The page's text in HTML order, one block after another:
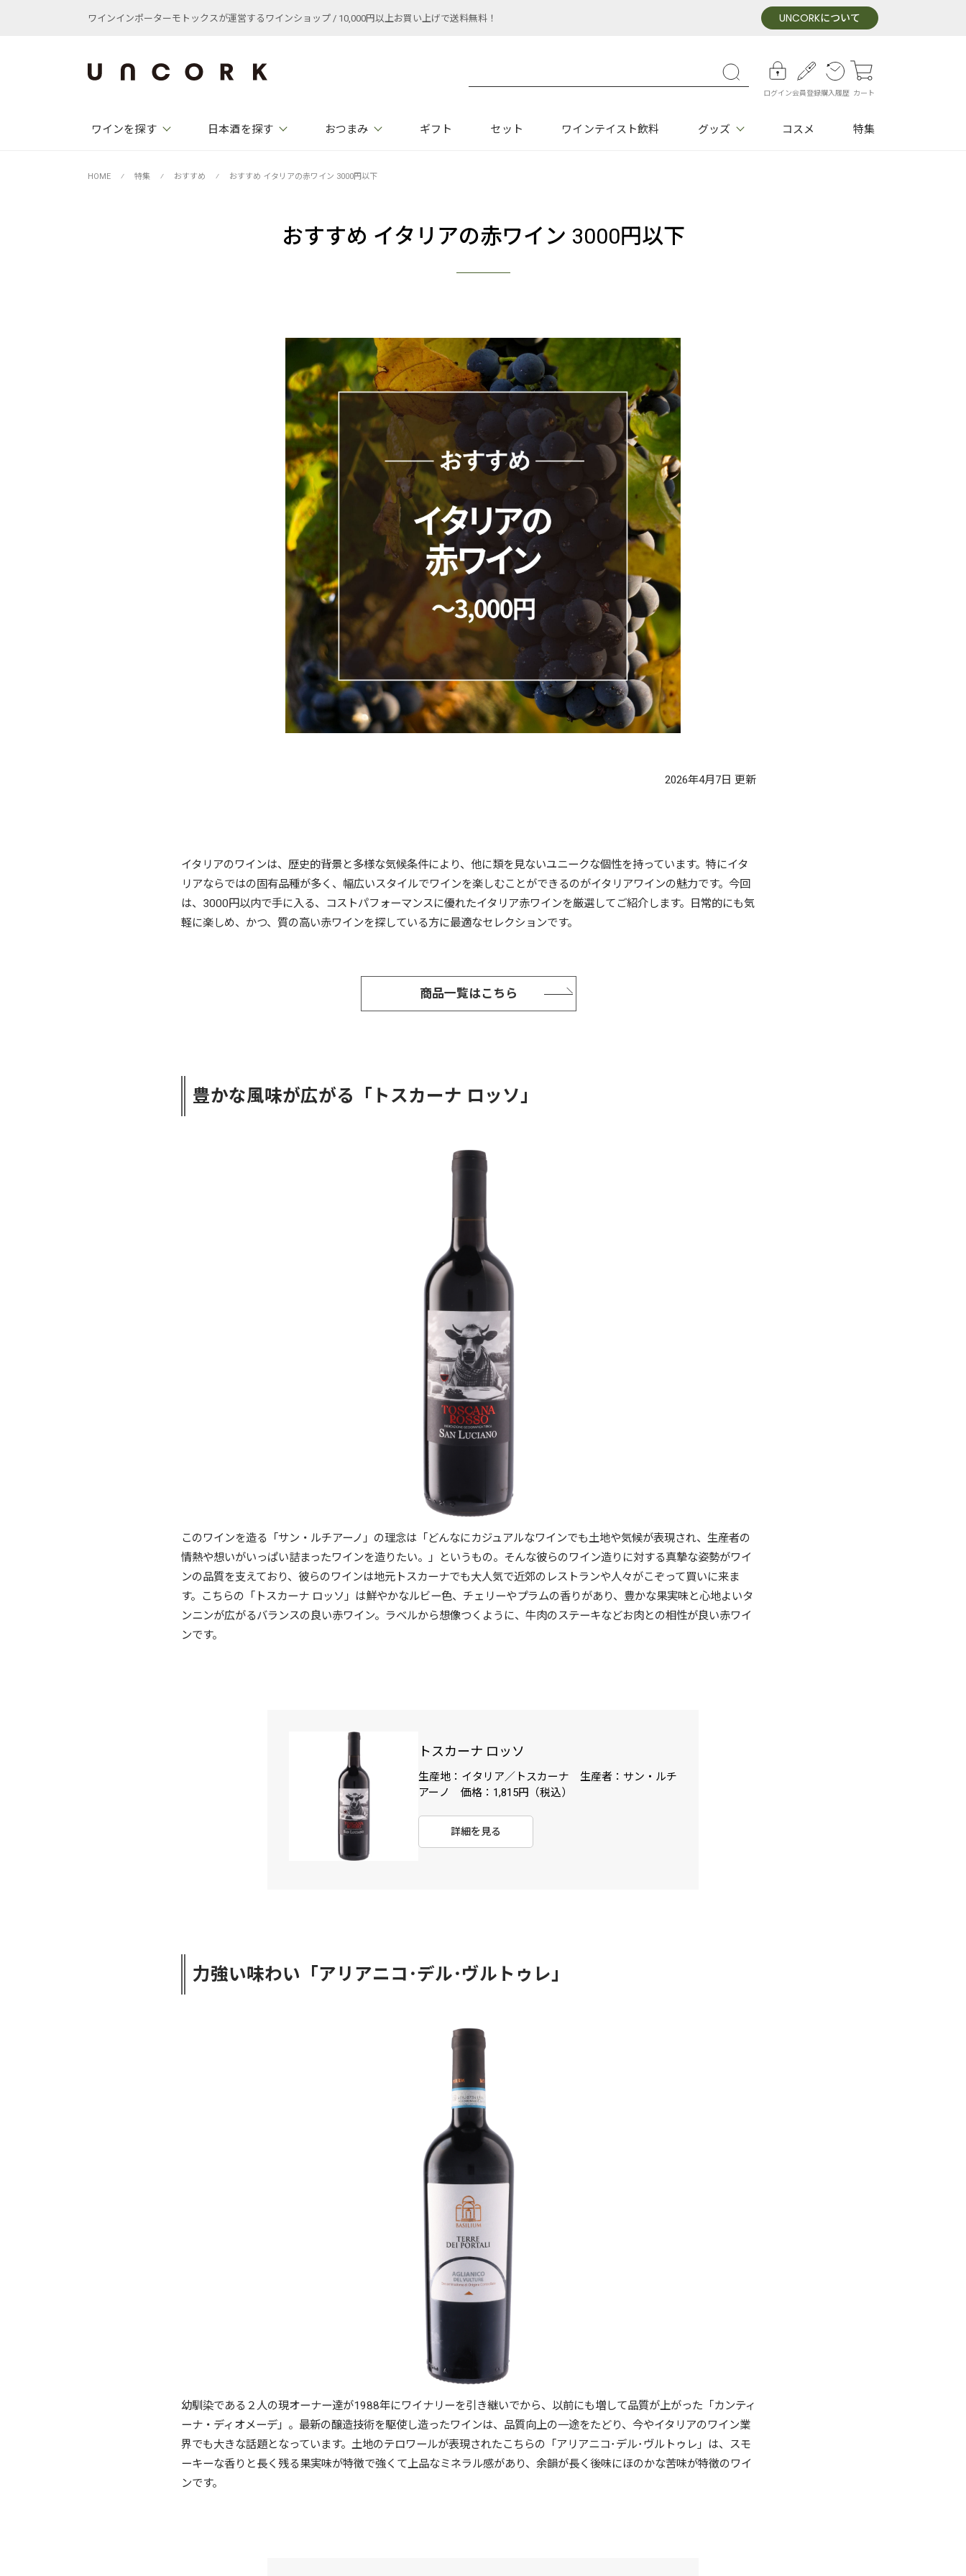
ワインインポーターモトックスが運営するワインショップ / 10,000円以上お買い上げで送料無料！ UNCORKについて
ログイン会員登録購入履歴 カート
ワインを探す 日本酒を探す おつまみ ギフト セット ワインテイスト飲料 グッズ コスメ 特集
HOME ⁄ 特集 ⁄ おすすめ ⁄ おすすめ イタリアの赤ワイン 3000円以下
おすすめ イタリアの赤ワイン 3000円以下
2026年4月7日 更新
イタリアのワインは、歴史的背景と多様な気候条件により、他に類を見ないユニークな個性を持っています。特にイタ
リアならではの固有品種が多く、幅広いスタイルでワインを楽しむことができるのがイタリアワインの魅力です。今回
は、3000円以内で手に入る、コストパフォーマンスに優れたイタリア赤ワインを厳選してご紹介します。日常的にも気
軽に楽しめ、かつ、質の高い赤ワインを探している方に最適なセレクションです。
商品一覧はこちら
豊かな風味が広がる「トスカーナ ロッソ」
このワインを造る「サン・ルチアーノ」の理念は「どんなにカジュアルなワインでも土地や気候が表現され、生産者の
情熱や想いがいっぱい詰まったワインを造りたい。」というもの。そんな彼らのワイン造りに対する真摯な姿勢がワイ
ンの品質を支えており、彼らのワインは地元トスカーナでも大人気で近郊のレストランや人々がこぞって買いに来ま
す。こちらの「トスカーナ ロッソ」は鮮やかなルビー色、チェリーやプラムの香りがあり、豊かな果実味と心地よいタ
ンニンが広がるバランスの良い赤ワイン。ラベルから想像つくように、牛肉のステーキなどお肉との相性が良い赤ワイ
ンです。
トスカーナ ロッソ
生産地：イタリア／トスカーナ 生産者：サン・ルチ
アーノ 価格：1,815円（税込）
詳細を見る
力強い味わい「アリアニコ･デル･ヴルトゥレ」
幼馴染である２人の現オーナー達が1988年にワイナリーを引き継いでから、以前にも増して品質が上がった「カンティ
ーナ・ディオメーデ」。最新の醸造技術を駆使し造ったワインは、品質向上の一途をたどり、今やイタリアのワイン業
界でも大きな話題となっています。土地のテロワールが表現されたこちらの「アリアニコ･デル･ヴルトゥレ」は、スモ
ーキーな香りと長く残る果実味が特徴で強くて上品なミネラル感があり、余韻が長く後味にほのかな苦味が特徴のワイ
ンです。